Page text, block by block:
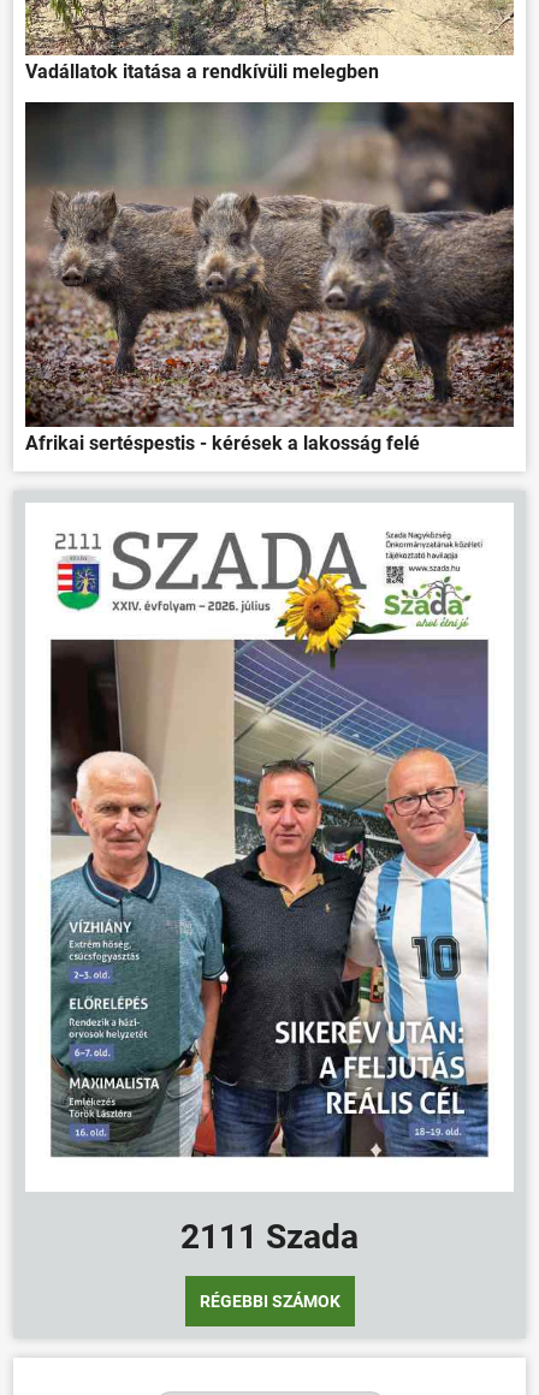
Vadállatok itatása a rendkívüli melegben
Afrikai sertéspestis - kérések a lakosság felé
2111 Szada
RÉGEBBI SZÁMOK